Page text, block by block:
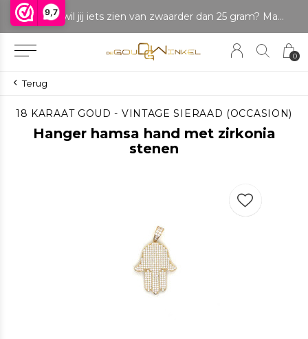
9,7
0
LET OP: wil jij iets zien van zwaarder dan 25 gram? Maak dan een afspraak om het product te bekijken. Producten boven de 25 gram NIET aanwezig in winkel. Betaal in delen
Terug
18 KARAAT GOUD - VINTAGE SIERAAD (OCCASION)
Hanger hamsa hand met zirkonia
stenen